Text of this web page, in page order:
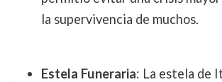
la supervivencia de muchos.
Estela Funeraria: La estela de